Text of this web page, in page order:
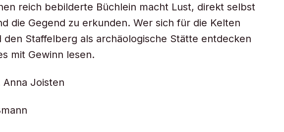
reich bebilderte Büchlein macht Lust, direkt selbst
die Gegend zu erkunden. Wer sich für die Kelten
den Staffelberg als archäologische Stätte entdecken
mit Gewinn lesen.
Anna Joisten